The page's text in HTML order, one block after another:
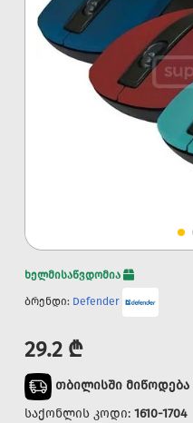
ხელმისაწვდომია
ბრენდი: Defender
29.2 ₾
თბილისში მიწოდება
საქონლის კოდი: 1610-1704